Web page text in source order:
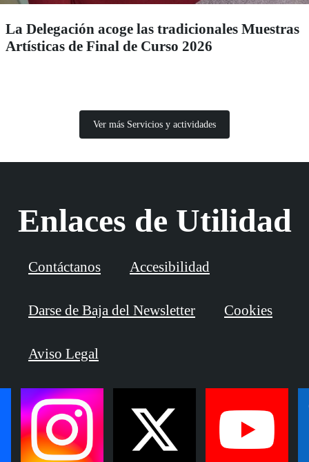
La Delegación acoge las tradicionales Muestras
Artísticas de Final de Curso 2026
Ver más Servicios y actividades
Enlaces de Utilidad
Contáctanos Accesibilidad
Darse de Baja del Newsletter Cookies
Aviso Legal